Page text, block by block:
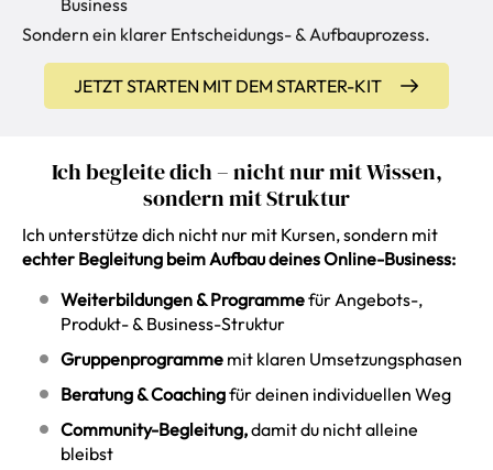
Sondern ein klarer Entscheidungs- & Aufbauprozess.
JETZT STARTEN MIT DEM STARTER-KIT
Ich begleite dich – nicht nur mit Wissen,
sondern mit Struktur
Ich unterstütze dich nicht nur mit Kursen, sondern mit
echter Begleitung beim Aufbau deines Online-Business:
Weiterbildungen & Programmefür Angebots-,
Produkt- & Business-Struktur
Gruppenprogramme mit klaren Umsetzungsphasen
Beratung & Coachingfür deinen individuellen Weg
Community-Begleitung,damit du nicht alleine
bleibst